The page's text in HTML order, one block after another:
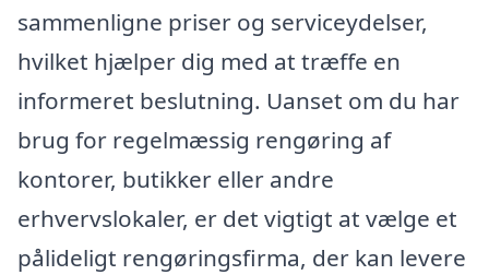
sammenligne priser og serviceydelser,
hvilket hjælper dig med at træffe en
informeret beslutning. Uanset om du har
brug for regelmæssig rengøring af
kontorer, butikker eller andre
erhvervslokaler, er det vigtigt at vælge et
pålideligt rengøringsfirma, der kan levere